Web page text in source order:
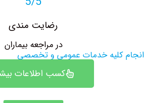
رضایت مندی
در مراجعه بیماران
خدمات عمومی و تخصصی
کسب اطلاعات بیشتر